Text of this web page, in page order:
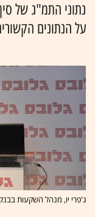
נתוני התמ"ג של
על הנתונים
ג'פרי יו, מנהל השקעות בבנק UBS, בכנס שוק ההון / צילום: איל יצהר